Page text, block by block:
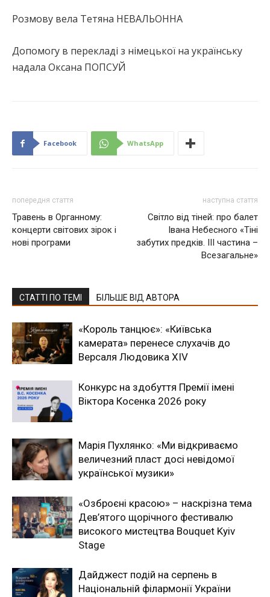
Розмову вела Тетяна НЕВАЛЬОННА
Допомогу в перекладі з німецької на українську
надала Оксана ПОПСУЙ
Facebook WhatsApp
попередня стаття
Травень в Органному:
концерти світових зірок і
нові програми
наступна стаття
Світло від тіней: про балет
Івана Небесного «Тіні
забутих предків. ІІІ частина –
Всезагальне»
СТАТТІ ПО ТЕМІ БІЛЬШЕ ВІД АВТОРА
«Король танцює»: «Київська
камерата» перенесе слухачів до
Версаля Людовика XIV
Конкурс на здобуття Премії імені
Віктора Косенка 2026 року
Марія Пухлянко: «Ми відкриваємо
величезний пласт досі невідомої
української музики»
«Озброєні красою» – наскрізна тема
Дев’ятого щорічного фестивалю
високого мистецтва Bouquet Kyiv
Stage
Дайджест подій на серпень в
Національній філармонії України